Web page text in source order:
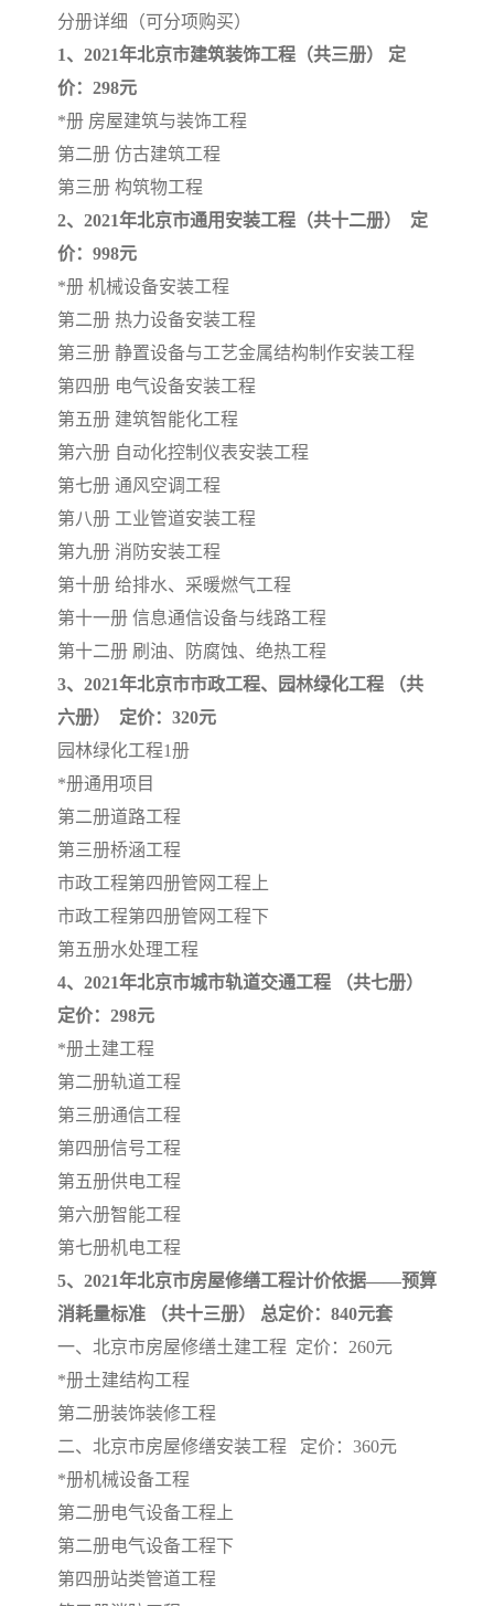
分册详细（可分项购买）
1、2021年北京市建筑装饰工程（共三册） 定
价：298元
*册 房屋建筑与装饰工程
第二册 仿古建筑工程
第三册 构筑物工程
2、2021年北京市通用安装工程（共十二册） 定
价：998元
*册 机械设备安装工程
第二册 热力设备安装工程
第三册 静置设备与工艺金属结构制作安装工程
第四册 电气设备安装工程
第五册 建筑智能化工程
第六册 自动化控制仪表安装工程
第七册 通风空调工程
第八册 工业管道安装工程
第九册 消防安装工程
第十册 给排水、采暖燃气工程
第十一册 信息通信设备与线路工程
第十二册 刷油、防腐蚀、绝热工程
3、2021年北京市市政工程、园林绿化工程 （共
六册） 定价：320元
园林绿化工程1册
*册通用项目
第二册道路工程
第三册桥涵工程
市政工程第四册管网工程上
市政工程第四册管网工程下
第五册水处理工程
4、2021年北京市城市轨道交通工程 （共七册）
定价：298元
*册土建工程
第二册轨道工程
第三册通信工程
第四册信号工程
第五册供电工程
第六册智能工程
第七册机电工程
5、2021年北京市房屋修缮工程计价依据——预算
消耗量标准 （共十三册） 总定价：840元套
一、北京市房屋修缮土建工程 定价：260元
*册土建结构工程
第二册装饰装修工程
二、北京市房屋修缮安装工程 定价：360元
*册机械设备工程
第二册电气设备工程上
第二册电气设备工程下
第四册站类管道工程
电力工程预算概算定额
江苏省建设工程计价定额 深圳市建设工程消耗量定
四川省清单定额
云南省建设工程预算定额
陕西省水利工程概预算定 宁夏建设工程计价定额
冶金工业建设工程概算定
广东省水利水电概预算定
四川省清单计价定额 北京市建设工程消耗量定